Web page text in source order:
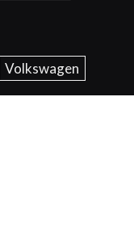
Volkswagen